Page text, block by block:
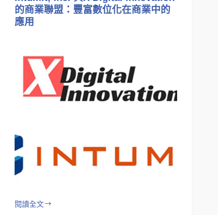
的商業聯盟：豐富數位化在商業中的
應用
閱讀全文